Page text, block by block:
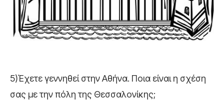
5)Έχετε γεννηθεί στην Αθήνα. Ποια είναι η σχέση
σας με την πόλη της Θεσσαλονίκης;